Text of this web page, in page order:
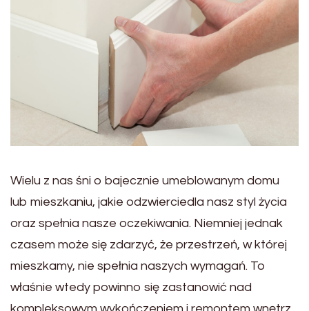
Wielu z nas śni o bajecznie umeblowanym domu
lub mieszkaniu, jakie odzwierciedla nasz styl życia
oraz spełnia nasze oczekiwania. Niemniej jednak
czasem może się zdarzyć, że przestrzeń, w której
mieszkamy, nie spełnia naszych wymagań. To
właśnie wtedy powinno się zastanowić nad
kompleksowym wykończeniem i remontem wnętrz.